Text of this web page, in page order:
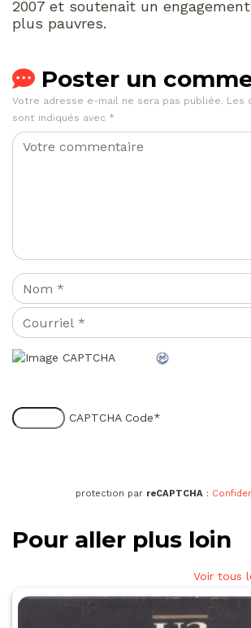
2007 et soutenait un
plus pauvres.
Poster un
Votre adresse e-mail ne sera pas publiée. Les
sont indiqués avec *
CAPTCHA Code*
protection par reCAPTCHA :
Pour aller plus loin
Voir tous